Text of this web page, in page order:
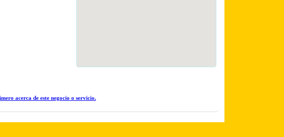
acerca de este negocio o servicio.